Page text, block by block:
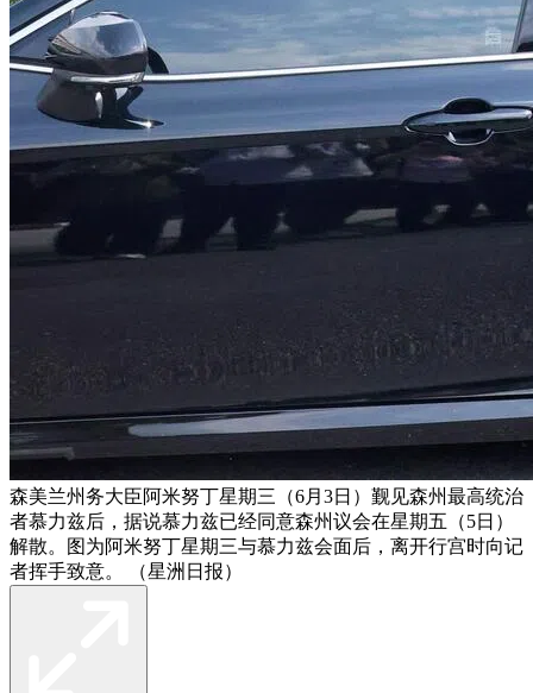
森美兰州务大臣阿米努丁星期三（6月3日）觐见森州最高统治
者慕力兹后，据说慕力兹已经同意森州议会在星期五（5日）
解散。图为阿米努丁星期三与慕力兹会面后，离开行宫时向记
者挥手致意。 （星洲日报）